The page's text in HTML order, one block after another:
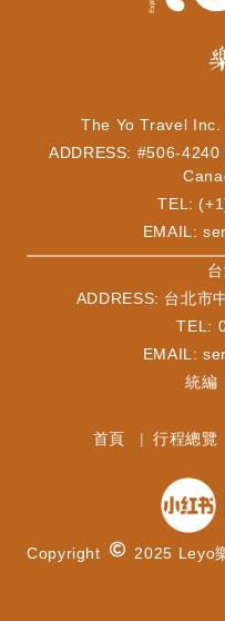
卡塔
Cabo
卡波聖盧卡
卡波聖盧
At
恩森
The Yo Travel Inc.
ADDRESS: #506-4240
TEL:
EMAIL:
ADDRESS: 台北市
TEL:
EMAIL:
統編
首頁 行程總覽
Copyright 2025 Leyo